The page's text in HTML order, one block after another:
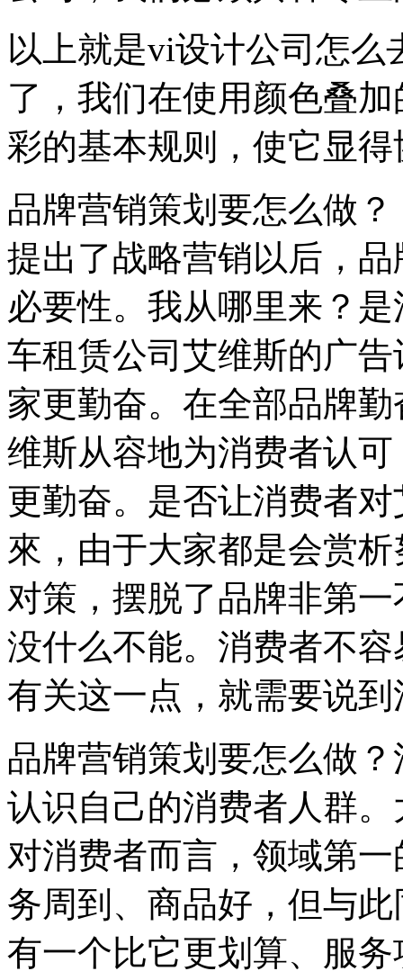
以上就是vi设计公司怎么
了，我们在使用颜色叠
彩的基本规则，使它显得
品牌营销策划要怎么做
提出了战略营销以后，
必要性。我从哪里来？
车租赁公司艾维斯的广
家更勤奋。在全部品牌
维斯从容地为消费者认
更勤奋。是否让消费者
來，由于大家都是会赏
对策，摆脱了品牌非第
没什么不能。消费者不
有关这一点，就需要说
品牌营销策划要怎么做
认识自己的消费者人群
对消费者而言，领域第
务周到、商品好，但与
有一个比它更划算、服